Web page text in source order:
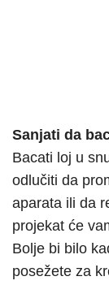
Sanjati da
Bacati loj u
odlučiti da
aparata ili da
projekat će
Bolje bi bilo
posežete za